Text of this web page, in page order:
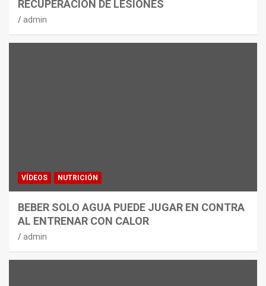
RECUPERACIÓN DE LESIONES
admin
VÍDEOS NUTRICIÓN
BEBER SOLO AGUA PUEDE JUGAR EN CONTRA
AL ENTRENAR CON CALOR
admin